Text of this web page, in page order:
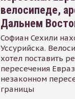
велосипеде,
Дальнем
Софиан Сехили
Уссурийска.
хотел поставить
пересечения
незаконном
границы